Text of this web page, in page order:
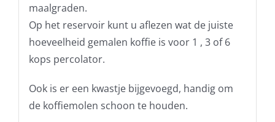
maalgraden.
Op het reservoir kunt u aflezen wat de juiste
hoeveelheid gemalen koffie is voor 1 , 3 of 6
kops percolator.
Ook is er een kwastje bijgevoegd, handig om
de koffiemolen schoon te houden.